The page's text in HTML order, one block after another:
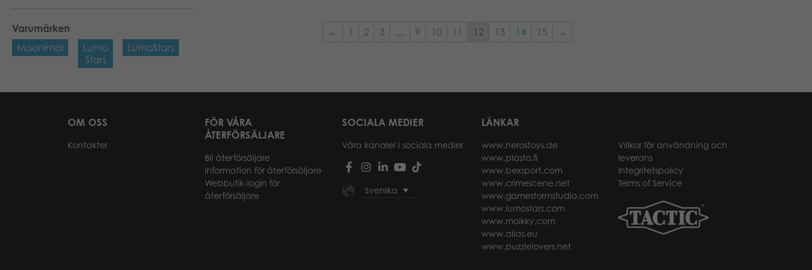
Varumärken
Moonimal
Lumo
Stars
LumoStars
← 1 2 3 … 9 10 11 12 13 14 15 →
OM OSS
Kontakter
FÖR VÅRA
ÅTERFÖRSÄLJARE
Bli återförsäljare
Information för återförsäljare
Webbutik-login för
återförsäljare
SOCIALA MEDIER
Våra kanaler i sociala medier
Svenska
LÄNKAR
www.herostoys.de
www.plasto.fi
www.bexsport.com
www.crimescene.net
www.gamestormstudio.com
www.lumostars.com
www.molkky.com
www.alias.eu
www.puzzlelovers.net
Villkor för användning och
leverans
Integritetspolicy
Terms of Service